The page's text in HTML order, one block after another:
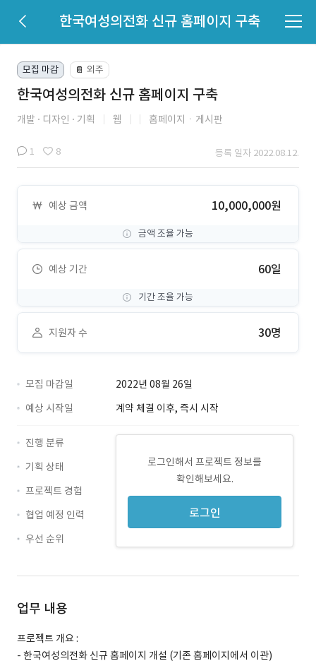
한국여성의전화 신규 홈페이지 구축
모집 마감 📔 외주
한국여성의전화 신규 홈페이지 구축
개발 디자인 기획 웹 홈페이지ㆍ게시판
1 8 등록 일자 2022.08.12.
예상 금액 10,000,000원
금액 조율 가능
예상 기간 60일
기간 조율 가능
지원자 수 30명
모집 마감일
2022년 08월 26일
예상 시작일
계약 체결 이후, 즉시 시작
로그인해서 프로젝트 정보를
확인해보세요.
로그인
진행 분류
기획 상태
프로젝트 경험
협업 예정 인력
우선 순위
업무 내용
프로젝트 개요 :
- 한국여성의전화 신규 홈페이지 개설 (기존 홈페이지에서 이관)